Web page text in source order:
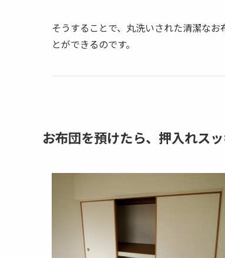
そうすることで、丸洗いされた清潔な
とができるのです。
お布団を預けたら、押入れス